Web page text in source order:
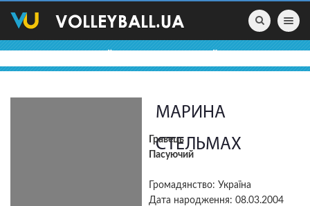
Toggle
МАРИНА
СТЕЛЬМАХ
Гравець
Пасуючий
Громадянство: Україна
Дата народження: 08.03.2004